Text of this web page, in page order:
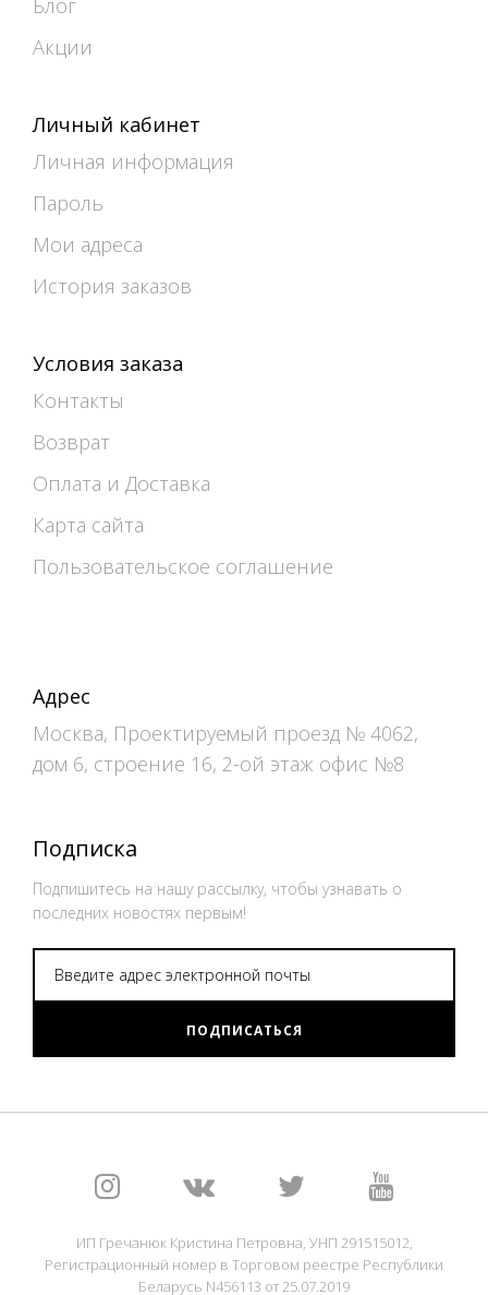
Акции
Личный кабинет
Личная информация
Пароль
Мои адреса
История заказов
Условия заказа
Контакты
Возврат
Оплата и Доставка
Карта сайта
Пользовательское соглашение
Адрес
Москва, Проектируемый проезд № 4062,
дом 6, строение 16, 2-ой этаж офис №8
Подписка
Подпишитесь на нашу рассылку, чтобы узнавать о
последних новостях первым!
ПОДПИСАТЬСЯ
ИП Гречанюк Кристина Петровна, УНП 291515012,
Регистрационный номер в Торговом реестре Республики
Беларусь N456113 от 25.07.2019